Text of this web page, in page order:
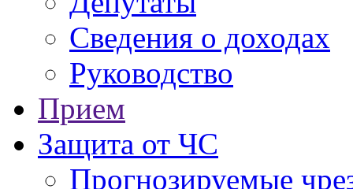
Сведения о доходах
Руководство
Прием
Защита от ЧС
Прогнозируемые